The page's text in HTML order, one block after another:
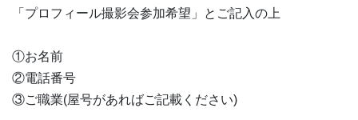
「プロフィール撮影会参加希望」とご記入の上
①お名前
②電話番号
③ご職業(屋号があればご記載ください)